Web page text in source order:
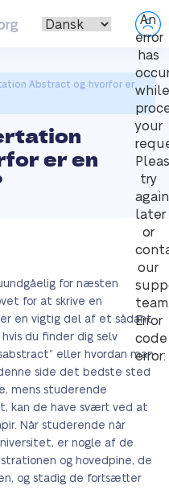
An
error
has
while
your
try
again
later
or
our
Error
code
error:
Abstract og hvorfor er
er en
for næsten
for at skrive en
en vigtig del af et sådant
du finder dig selv
eller hvordan man
side det bedste sted
mens studerende
kan de have svært ved at
Når studerende når
er nogle af de
og hovedpine, de
og stadig de fortsætter